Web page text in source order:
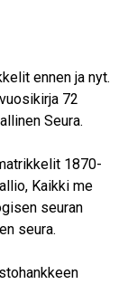
ennen ja nyt.
72
Seura.
1870-
Kaikki me
seuran
seura.